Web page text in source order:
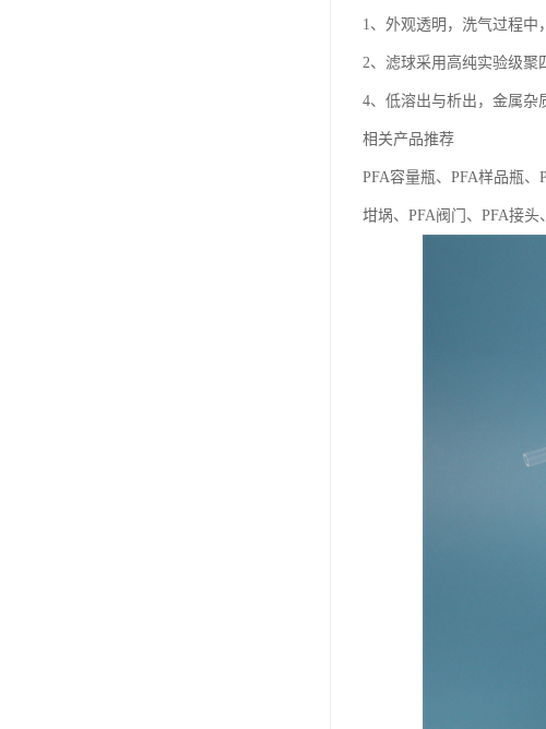
1、外观透明，洗气过程中
2、滤球采用高纯实验级聚
4、低溶出与析出，金属杂
相关产品推荐
PFA容量瓶、PFA样品瓶、
坩埚、PFA阀门、PFA接头